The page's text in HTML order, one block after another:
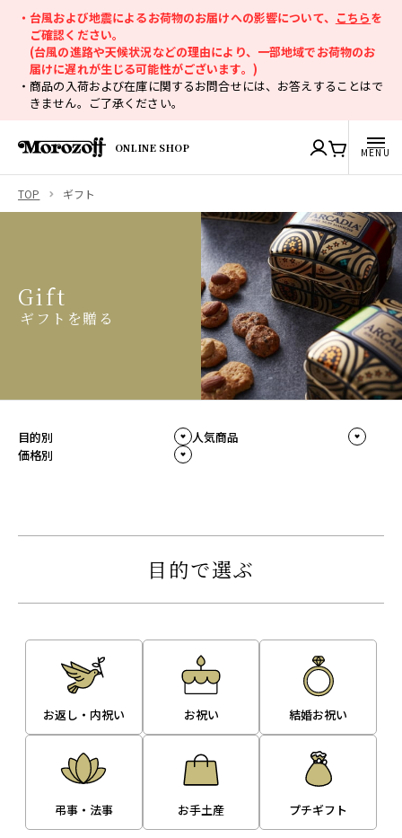
・台風および地震によるお荷物のお届けへの影響について、 こちらを
ご確認ください。
(台風の進路や天候状況などの理由により、一部地域でお荷物のお
届けに遅れが生じる可能性がございます。)
・商品の入荷および在庫に関するお問合せには、お答えすることはで
きません。ご了承ください。
ONLINE SHOP
TOP ギフト
Gift
ギフトを贈る
目的別
人気商品
価格別
目的で選ぶ
お返し・内祝い お祝い 結婚お祝い
弔事・法事 お手土産 プチギフト